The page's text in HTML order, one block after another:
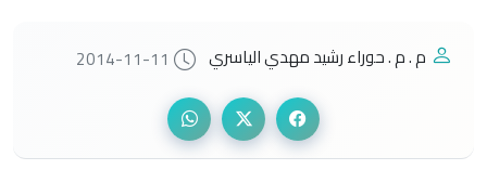
م . م . حوراء رشيد مهدي الياسري 2014-11-11